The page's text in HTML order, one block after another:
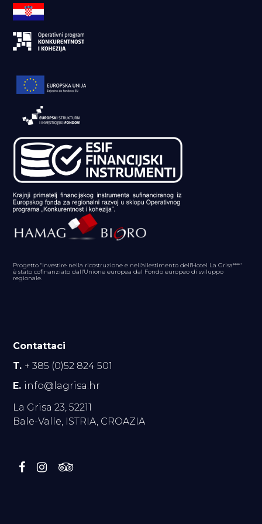
Progetto "Investire nella ricostruzione e nell'allestimento dell'Hotel La Grisa****"
è stato cofinanziato dall'Unione europea dal Fondo europeo di sviluppo
regionale.
Contattaci
T. + 385 (0)52 824 501
E. info@lagrisa.hr
La Grisa 23, 52211
Bale-Valle, ISTRIA, CROAZIA